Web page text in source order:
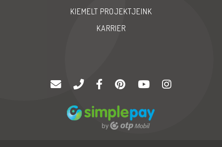
KIEMELT PROJEKTJEINK
KARRIER